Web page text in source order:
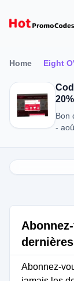
Home Eight
Bon
-
Abonnez-